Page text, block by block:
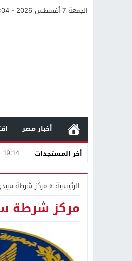
الجمعة 7 أغسطس 2026 - 5:04 صباحًا
أخبار مصر
أخر المستجدات
19:14
21:40
16:20
18:16
19:34
14:19
الرئيسية » مركز شرطة
مركز شرطة